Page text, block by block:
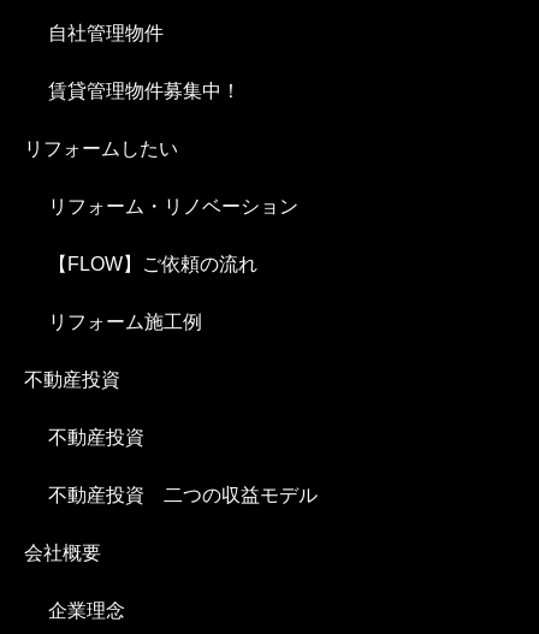
自社管理物件
賃貸管理物件募集中！
リフォームしたい
リフォーム・リノベーション
【FLOW】ご依頼の流れ
リフォーム施工例
不動産投資
不動産投資
不動産投資 二つの収益モデル
会社概要
企業理念